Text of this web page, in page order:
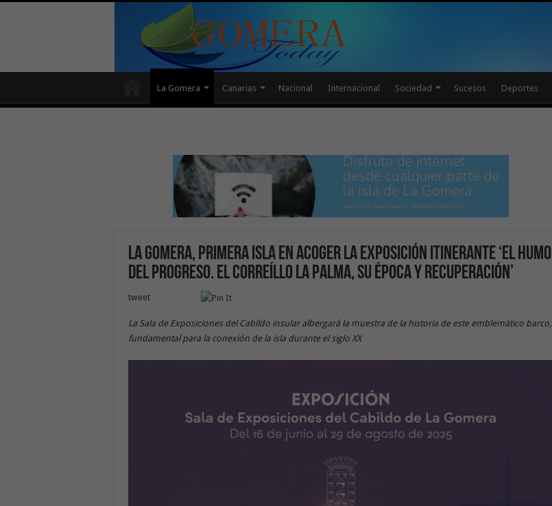
La Gomera Canarias Nacional Internacional Sociedad Sucesos Deportes
La Gomera, primera isla en acoger la exposición itinerante ‘El Humo
del Progreso. El Correíllo La Palma, su época y recuperación’
tweet
La Sala de Exposiciones del Cabildo insular albergará la muestra de la historia de este emblemático barco,
fundamental para la conexión de la isla durante el siglo XX